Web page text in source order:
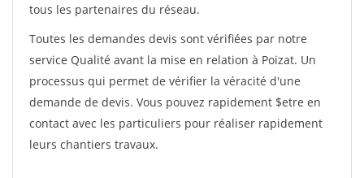
tous les partenaires du réseau.
Toutes les demandes devis sont vérifiées par notre
service Qualité avant la mise en relation à Poizat. Un
processus qui permet de vérifier la véracité d'une
demande de devis. Vous pouvez rapidement $etre en
contact avec les particuliers pour réaliser rapidement
leurs chantiers travaux.